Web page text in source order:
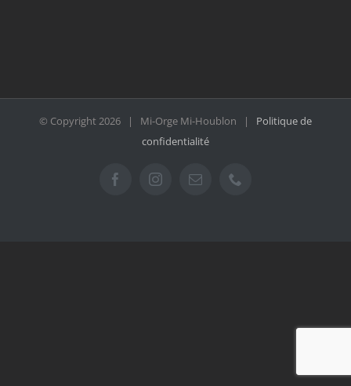
© Copyright2026 | Mi-Orge Mi-Houblon | Politique de
confidentialité
FacebookInstagramEmail